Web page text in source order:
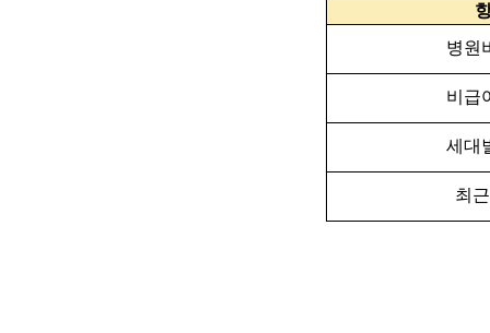
병원
비급
세대
최